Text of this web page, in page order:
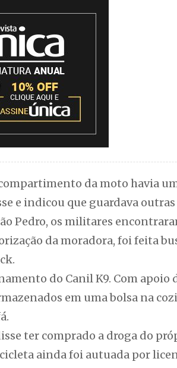
da moto havia
e indicou que guardava outras
Pedro, os militares
da moradora, foi feita
do Canil K9. Com apoio
em uma bolsa na
ter comprado a droga do
ainda foi autuada por